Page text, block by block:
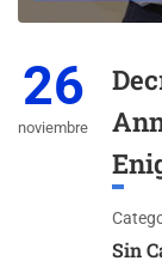
26
noviembre
Sin